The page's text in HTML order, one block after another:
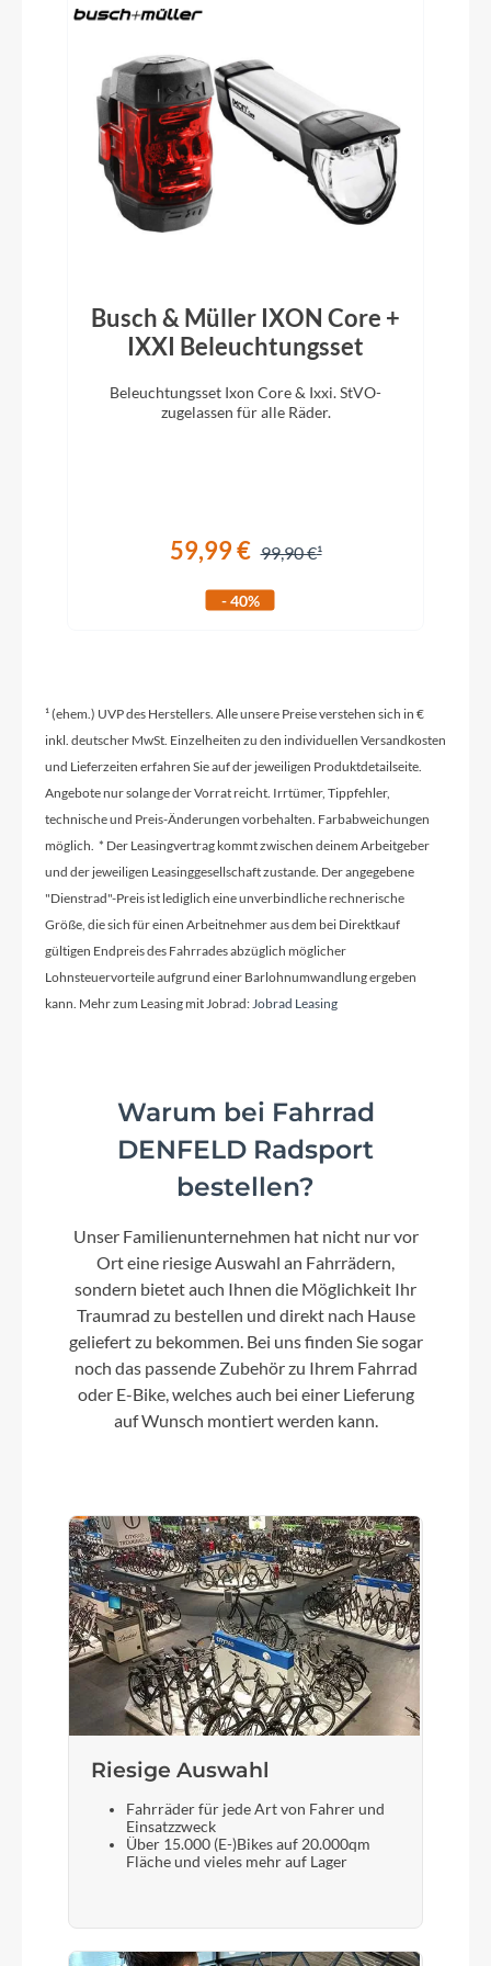
ACID PP MTB
Vorbau
Newmen Evolution SL 318.4, 31.8mm
Rahmentyp
Full-Suspension
2026
Hinterreifen
Conti Kryptotal Rear, Downhill Soft, Tubeless
Newmen Slat VGS
Schaltwerk
Rahmenmaterial
Carbon
Kurbelgarnitur
ACID MTB Hybrid Pro basic
Lenker
Newmen Beskar 318.40 w/ VariGrip System
Farbe
reedgreen´n´matrix
Dämpfer
Fox Float X2 Performance, 230x65mm,
Adjustable HSC/LSC/LSR w/ 2-Pos. Lever
Bosch Drive Unit Performance Line CX max.
100Nm (BDU38)
Kette
Sram GX Eagle™ Transmission
Gewicht
Akku
Bosch PowerTube 600
Laufradgröße
Busch & Müller IXON Core +
IXXI Beleuchtungsset
Beleuchtungsset Ixon Core & Ixxi. StVO-
zugelassen für alle Räder.
59,99 € 99,90 €
- 40%
¹ (ehem.) UVP des Herstellers. Alle unsere Preise verstehen sich in €
inkl. deutscher MwSt. Einzelheiten zu den individuellen Versandkosten
und Lieferzeiten erfahren Sie auf der jeweiligen Produktdetailseite.
Angebote nur solange der Vorrat reicht. Irrtümer, Tippfehler,
technische und Preis-Änderungen vorbehalten. Farbabweichungen
möglich. * Der Leasingvertrag kommt zwischen deinem Arbeitgeber
und der jeweiligen Leasinggesellschaft zustande. Der angegebene
"Dienstrad"-Preis ist lediglich eine unverbindliche rechnerische
Größe, die sich für einen Arbeitnehmer aus dem bei Direktkauf
gültigen Endpreis des Fahrrades abzüglich möglicher
Lohnsteuervorteile aufgrund einer Barlohnumwandlung ergeben
kann. Mehr zum Leasing mit Jobrad:Jobrad Leasing
Warum bei Fahrrad
DENFELD Radsport
bestellen?
Unser Familienunternehmen hat nicht nur vor
Ort eine riesige Auswahl an Fahrrädern,
sondern bietet auch Ihnen die Möglichkeit Ihr
Traumrad zu bestellen und direkt nach Hause
geliefert zu bekommen. Bei uns finden Sie sogar
noch das passende Zubehör zu Ihrem Fahrrad
oder E-Bike, welches auch bei einer Lieferung
auf Wunsch montiert werden kann.
Riesige Auswahl
Fahrräder für jede Art von Fahrer und
Einsatzzweck
Über 15.000 (E-)Bikes auf 20.000qm
Fläche und vieles mehr auf Lager